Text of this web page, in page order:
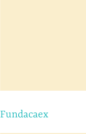
Fundacaex